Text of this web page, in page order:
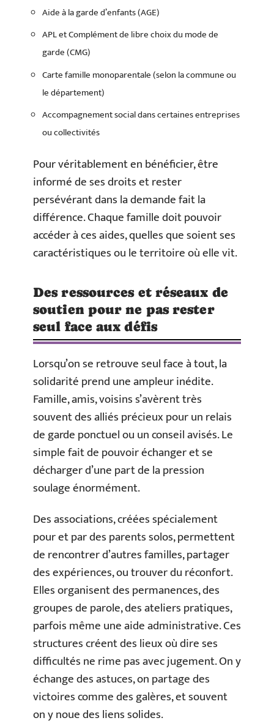
Aide à la garde d’enfants (AGE)
APL et Complément de libre choix du mode de
garde (CMG)
Carte famille monoparentale (selon la commune ou
le département)
Accompagnement social dans certaines entreprises
ou collectivités
Pour véritablement en bénéficier, être
informé de ses droits et rester
persévérant dans la demande fait la
différence. Chaque famille doit pouvoir
accéder à ces aides, quelles que soient ses
caractéristiques ou le territoire où elle vit.
Des ressources et réseaux de
soutien pour ne pas rester
seul face aux défis
Lorsqu’on se retrouve seul face à tout, la
solidarité prend une ampleur inédite.
Famille, amis, voisins s’avèrent très
souvent des alliés précieux pour un relais
de garde ponctuel ou un conseil avisés. Le
simple fait de pouvoir échanger et se
décharger d’une part de la pression
soulage énormément.
Des associations, créées spécialement
pour et par des parents solos, permettent
de rencontrer d’autres familles, partager
des expériences, ou trouver du réconfort.
Elles organisent des permanences, des
groupes de parole, des ateliers pratiques,
parfois même une aide administrative. Ces
structures créent des lieux où dire ses
difficultés ne rime pas avec jugement. On y
échange des astuces, on partage des
victoires comme des galères, et souvent
on y noue des liens solides.